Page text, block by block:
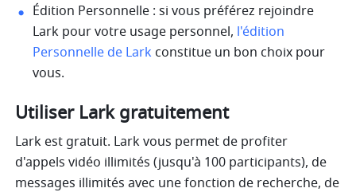
Édition Personnelle : si vous préférez rejoindre
Lark pour votre usage personnel, l'édition
Personnelle de Lark constitue un bon choix pour
vous.
Utiliser Lark gratuitement
Lark est gratuit. Lark vous permet de profiter
d'appels vidéo illimités (jusqu'à 100 participants), de
messages illimités avec une fonction de recherche, de